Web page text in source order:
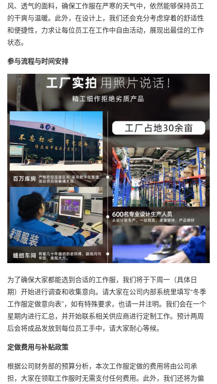
风、透气的面料，确保工作服在严寒的天气中，依然能够保持员工
的干爽与温暖。此外，在设计上，我们还会充分考虑穿着的舒适性
和便捷性，力求让每位员工在工作中自由活动，展现出最佳的工作
状态。
参与流程与时间安排
为了确保大家都能选到合适的工作服，我们将于下周一（具体日
期）开始进行调查和收集意向。请大家在公司内部系统里填写“冬季
工作服定做意向表”，如有特殊要求，也请一并注明。我们会在一个
星期内进行汇总，并开始联系相关供应商进行定制工作。预计两周
后会将成品发放到每位员工手中，请大家耐心等候。
定做费用与补贴政策
根据公司财务部的预算分析，本次工作服定做的费用将由公司承
担，大家在领取工作服时无需支付任何费用。此外，我们还将为偏